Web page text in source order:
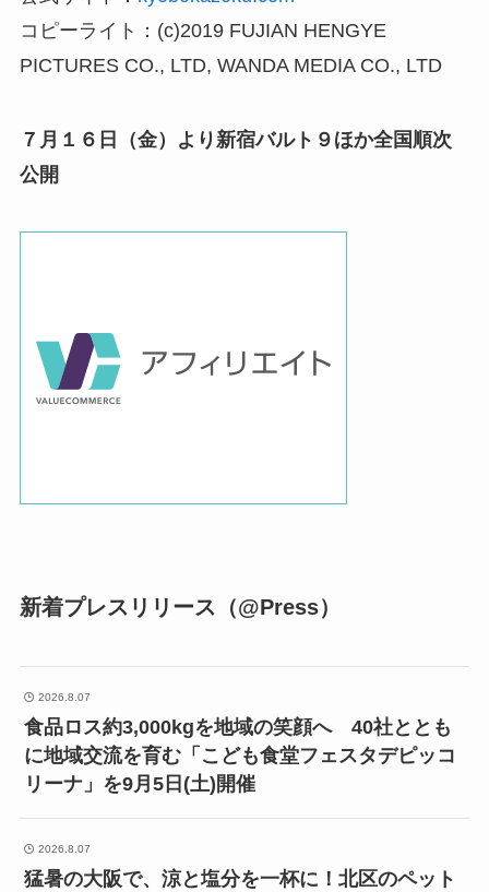
コピーライト：(c)2019 FUJIAN HENGYE
PICTURES CO., LTD, WANDA MEDIA CO., LTD
７月１６日（金）より新宿バルト９ほか全国順次
公開
新着プレスリリース（@Press）
2026.8.07
食品ロス約3,000kgを地域の笑顔へ 40社ととも
に地域交流を育む「こども食堂フェスタデピッコ
リーナ」を9月5日(土)開催
2026.8.07
猛暑の大阪で、涼と塩分を一杯に！北区のペット